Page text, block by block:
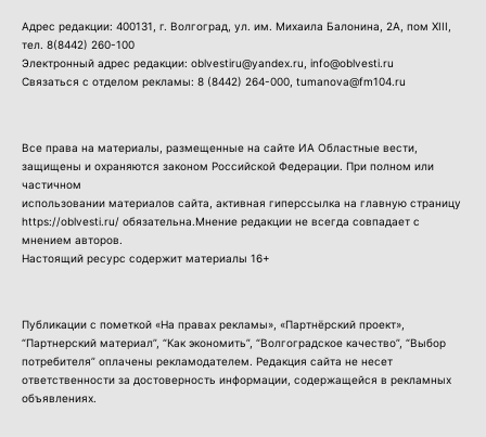
Адрес редакции: 400131, г. Волгоград, ул. им. Михаила Балонина, 2А, пом XIII,
тел. 8(8442) 260-100
Электронный адрес редакции: oblvestiru@yandex.ru, info@oblvesti.ru
Связаться с отделом рекламы: 8 (8442) 264-000 , tumanova@fm104.ru
Все права на материалы, размещенные на сайте ИА Областные вести,
защищены и охраняются законом Российской Федерации. При полном или
частичном
использовании материалов сайта, активная гиперссылка на главную страницу
https://oblvesti.ru/ обязательна.Мнение редакции не всегда совпадает с
мнением авторов.
Настоящий ресурс содержит материалы 16+
Публикации с пометкой «На правах рекламы», «Партнёрский проект»,
“Партнерский материал”, “Как экономить”, “Волгоградское качество”, “Выбор
потребителя” оплачены рекламодателем. Редакция сайта не несет
ответственности за достоверность информации, содержащейся в рекламных
объявлениях.